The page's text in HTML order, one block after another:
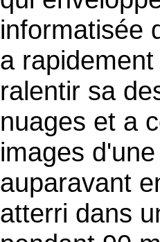
informatisée
a
ralentir sa
nuages et a
images
auparavant
atterri dans